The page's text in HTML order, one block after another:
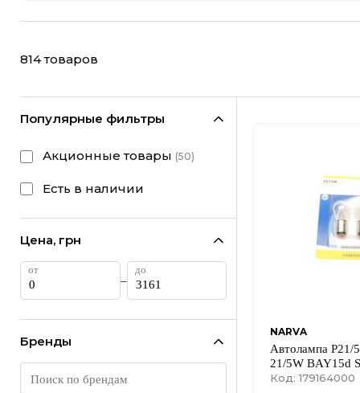
RAM RAVON
814 товаров
Популярные фильтры
Акционные товары (50)
Есть в наличии
Цена, грн
–
Бренды
NARVA
Автолампа P21/
21/5W BAY15d
(блистер/к-кт 2
Код: 179164000